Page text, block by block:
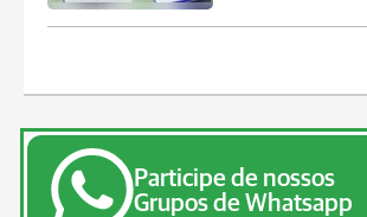
Participe de nossos
Grupos de Whatsapp